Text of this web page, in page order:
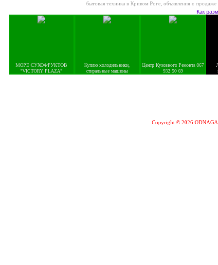
бытовая техника в Кривом Роге, объявления о продаже
Как
МОРЕ СУХОФРУКТОВ
"VICTORY PLAZA"
Куплю холодильники,
стиральные машины
Центр Кузовного Ремонта 067
932 50 69
Copyright © 2026